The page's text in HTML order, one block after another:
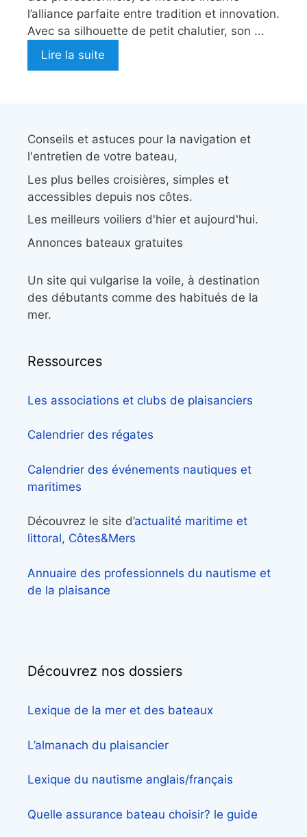
l’alliance parfaite entre tradition et innovation.
Avec sa silhouette de petit chalutier, son ...
Lire la suite
Conseils et astuces pour la navigation et
l'entretien de votre bateau,
Les plus belles croisières, simples et
accessibles depuis nos côtes.
Les meilleurs voiliers d'hier et aujourd'hui.
Annonces bateaux gratuites
Un site qui vulgarise la voile, à destination
des débutants comme des habitués de la
mer.
Ressources
Les associations et clubs de plaisanciers
Calendrier des régates
Calendrier des événements nautiques et
maritimes
Découvrez le site d’actualité maritime et
littoral, Côtes&Mers
Annuaire des professionnels du nautisme et
de la plaisance
Découvrez nos dossiers
Lexique de la mer et des bateaux
L’almanach du plaisancier
Lexique du nautisme anglais/français
Quelle assurance bateau choisir? le guide